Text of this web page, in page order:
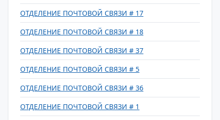
ОТДЕЛЕНИЕ ПОЧТОВОЙ СВЯЗИ # 17
ОТДЕЛЕНИЕ ПОЧТОВОЙ СВЯЗИ # 18
ОТДЕЛЕНИЕ ПОЧТОВОЙ СВЯЗИ # 37
ОТДЕЛЕНИЕ ПОЧТОВОЙ СВЯЗИ # 5
ОТДЕЛЕНИЕ ПОЧТОВОЙ СВЯЗИ # 36
ОТДЕЛЕНИЕ ПОЧТОВОЙ СВЯЗИ # 1